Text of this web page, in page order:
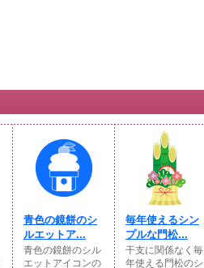
青色の鏡餅のシ
ルエットア...
青色の鏡餅のシル
エットアイコンの
毎年使えるシン
プルな門松...
干支に関係なく毎
年使える門松のシ